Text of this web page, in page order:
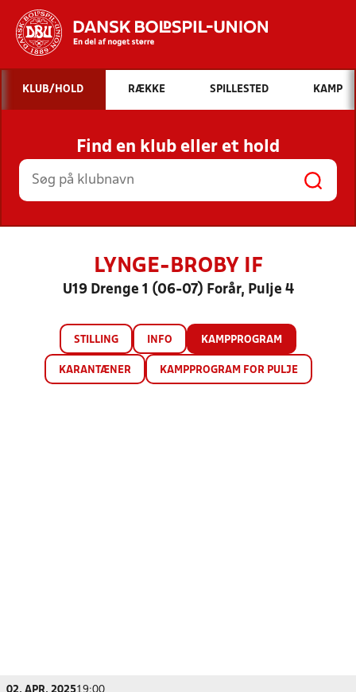
Hvad vil du søge efter?
INDHOLD OG NYHEDER
STILLINGER, RESULTATER, KLUBBER OG
HOLD
KLUB/HOLD RÆKKE SPILLESTED KAMP
Find en klub eller et hold
LYNGE-BROBY IF
U19 Drenge 1 (06-07) Forår, Pulje 4
STILLING INFO KAMPPROGRAM
KARANTÆNER KAMPPROGRAM FOR PULJE